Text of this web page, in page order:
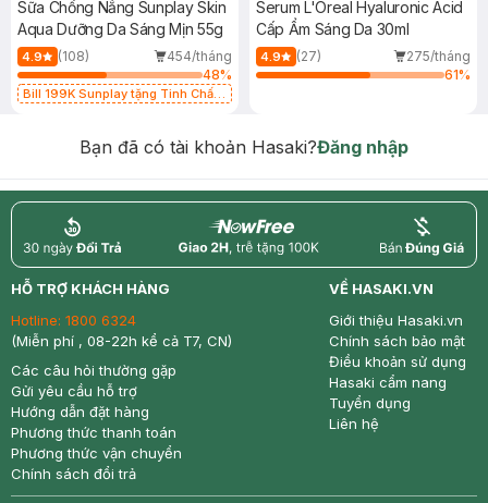
Sữa Chống Nắng Sunplay Skin
Aqua Dưỡng Da Sáng Mịn 55g
4.9 (108)
454/tháng
48%
Bill 199K Sunplay tặng Tinh Chất
Serum L'Oreal Hyaluronic Acid
Cấp Ẩm Sáng Da 30ml
4.9 (27)
275/tháng
61%
Bạn đã có tài khoản Hasaki?Đăng nhập
return nowfree price
HỖ TRỢ KHÁCH HÀNG
Hotline: 1800 6324
(Miễn phí , 08-22h kể cả T7, CN)
Các câu hỏi thường gặp
Gửi yêu cầu hỗ trợ
Hướng dẫn đặt hàng
Phương thức thanh toán
Phương thức vận chuyển
Chính sách đổi trả
VỀ HASAKI.VN
Giới thiệu Hasaki.vn
Chính sách bảo mật
Điều khoản sử dụng
Hasaki cẩm nang
Tuyển dụng
Liên hệ